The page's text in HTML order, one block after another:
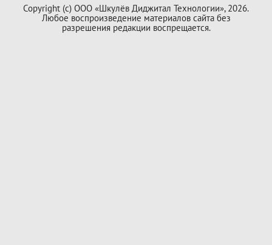
Copyright (с) ООО «Шкулёв Диджитал Технологии», 2026.
Любое воспроизведение материалов сайта без
разрешения редакции воспрещается.